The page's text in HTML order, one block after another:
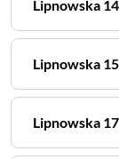
Lipnowska
Lipnowska
Lipnowska